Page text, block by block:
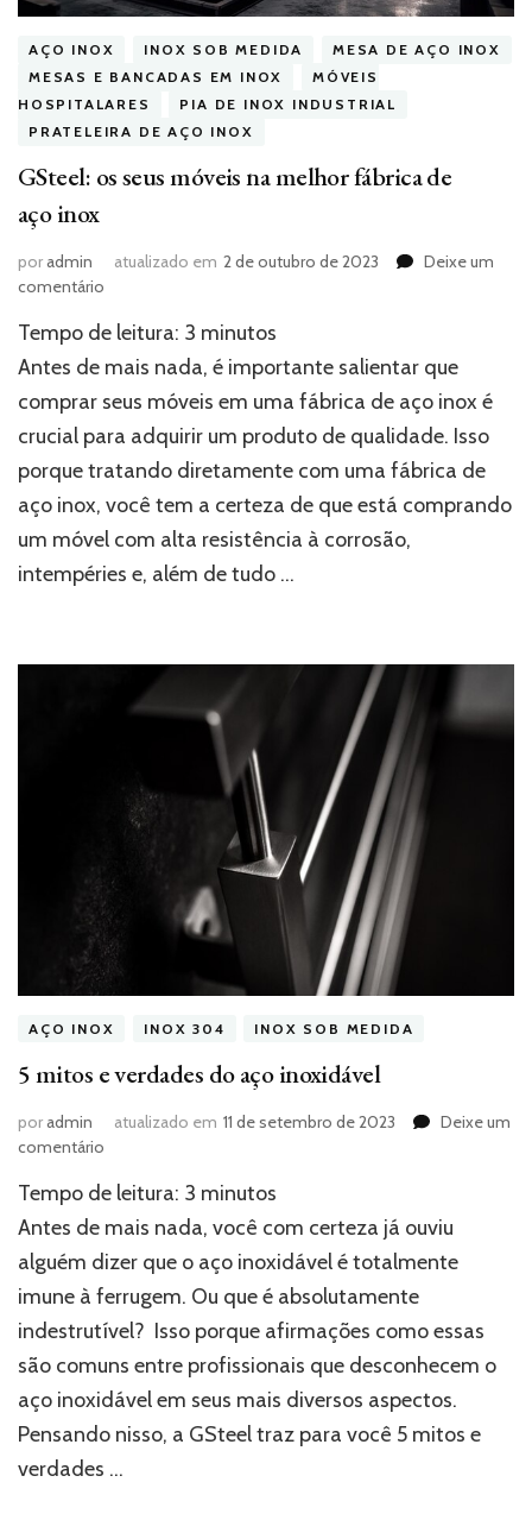
AÇO INOX INOX SOB MEDIDA
MESA DE AÇO INOX
MESAS E BANCADAS EM INOX
MÓVEIS
HOSPITALARES
PIA DE INOX INDUSTRIAL
PRATELEIRA DE AÇO INOX
GSteel: os seus móveis na melhor fábrica de
aço inox
poradmin atualizado em 2 de outubro de 2023
Deixe um
comentário
os
seus
na
melhor
fábrica
aço
inox
Tempo de leitura: 3 minutos
Antes de mais nada, é importante salientar que
comprar seus móveis em uma fábrica de aço inox é
crucial para adquirir um produto de qualidade. Isso
porque tratando diretamente com uma fábrica de
aço inox, você tem a certeza de que está comprando
um móvel com alta resistência à corrosão,
intempéries e, além de tudo …
AÇO INOX INOX 304 INOX SOB MEDIDA
5 mitos e verdades do aço inoxidável
poradmin atualizado em 11 de setembro de 2023
Deixe um
comentário
mitos
e
do
aço
inoxidável
Tempo de leitura: 3 minutos
Antes de mais nada, você com certeza já ouviu
alguém dizer que o aço inoxidável é totalmente
imune à ferrugem. Ou que é absolutamente
indestrutível? Isso porque afirmações como essas
são comuns entre profissionais que desconhecem o
aço inoxidável em seus mais diversos aspectos.
Pensando nisso, a GSteel traz para você 5 mitos e
verdades …